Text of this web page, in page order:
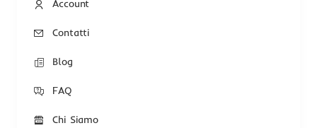
Account
Contatti
Blog
FAQ
Chi Siamo